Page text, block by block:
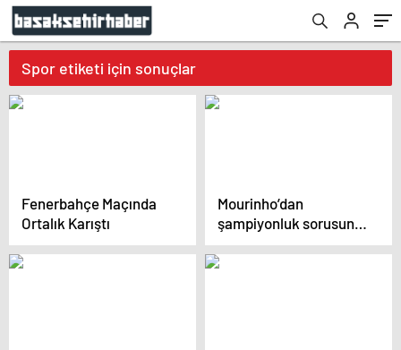
Spor etiketi için sonuçlar
Fenerbahçe Maçında
Ortalık Karıştı
Mourinho’dan
şampiyonluk sorusuna
yanıt: Şansımız devam
ediyor